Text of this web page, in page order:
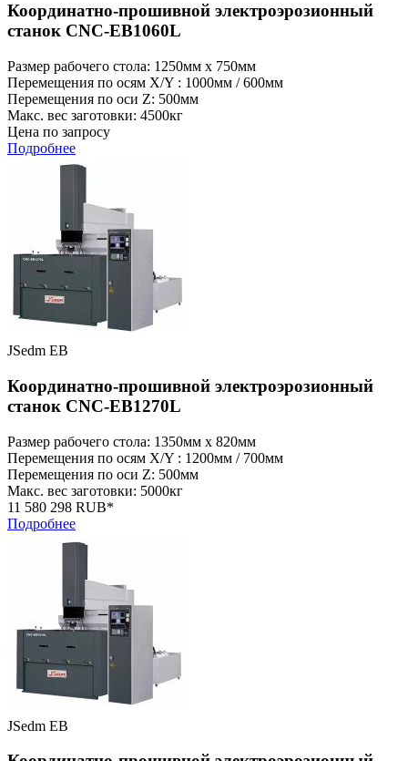
Координатно-прошивной электроэрозионный
станок CNC-EB1060L
Размер рабочего стола: 1250мм x 750мм
Перемещения по осям X/Y : 1000мм / 600мм
Перемещения по оси Z: 500мм
Макс. вес заготовки: 4500кг
Цена по запросу
Подробнее
JSedm EB
Координатно-прошивной электроэрозионный
станок CNC-EB1270L
Размер рабочего стола: 1350мм x 820мм
Перемещения по осям X/Y : 1200мм / 700мм
Перемещения по оси Z: 500мм
Макс. вес заготовки: 5000кг
11 580 298 RUB*
Подробнее
JSedm EB